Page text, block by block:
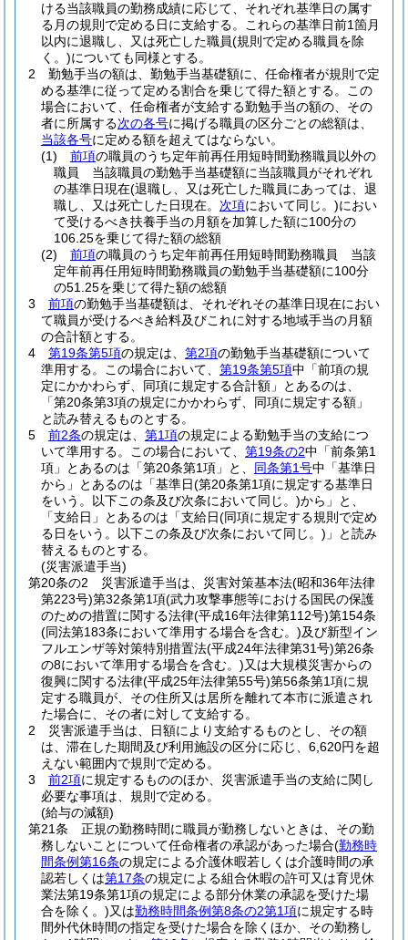
ける当該職員の勤務成績に応じて、それぞれ基準日の属す
る月の規則で定める日に支給する。
これらの基準日前1箇月
以内に退職し、又は死亡した職員(規則で定める職員を除
く。)についても同様とする。
2
勤勉手当の額は、勤勉手当基礎額に、任命権者が規則で定
める基準に従って定める割合を乗じて得た額とする。
この
場合において、任命権者が支給する勤勉手当の額の、その
者に所属する次の各号に掲げる職員の区分ごとの総額は、
当該各号に定める額を超えてはならない。
(1)
前項の職員のうち定年前再任用短時間勤務職員以外の
職員 当該職員の勤勉手当基礎額に当該職員がそれぞれ
の基準日現在(退職し、又は死亡した職員にあっては、退
職し、又は死亡した日現在。 次項において同じ。)におい
て受けるべき扶養手当の月額を加算した額に100分の
106.25を乗じて得た額の総額
(2)
前項の職員のうち定年前再任用短時間勤務職員 当該
定年前再任用短時間勤務職員の勤勉手当基礎額に100分
の51.25を乗じて得た額の総額
3
前項の勤勉手当基礎額は、それぞれその基準日現在におい
て職員が受けるべき給料及びこれに対する地域手当の月額
の合計額とする。
4
第19条第5項の規定は、 第2項の勤勉手当基礎額について
準用する。
この場合において、 第19条第5項中「前項の規
定にかかわらず、同項に規定する合計額」とあるのは、
「第20条第3項の規定にかかわらず、同項に規定する額」
と読み替えるものとする。
5
前2条の規定は、 第1項の規定による勤勉手当の支給につ
いて準用する。
この場合において、 第19条の2中「前条第1
項」とあるのは「第20条第1項」と、 同条第1号中「基準日
から」とあるのは「基準日(第20条第1項に規定する基準日
をいう。以下この条及び次条において同じ。)から」と、
「支給日」とあるのは「支給日(同項に規定する規則で定め
る日をいう。以下この条及び次条において同じ。) 」と読み
替えるものとする。
(災害派遣手当)
第20条の2
災害派遣手当は、災害対策基本法(昭和36年法律
第223号)第32条第1項(武力攻撃事態等における国民の保護
のための措置に関する法律(平成16年法律第112号)第154条
(同法第183条において準用する場合を含む。)及び新型イン
フルエンザ等対策特別措置法(平成24年法律第31号)第26条
の8において準用する場合を含む。)又は大規模災害からの
復興に関する法律(平成25年法律第55号)第56条第1項に規
定する職員が、その住所又は居所を離れて本市に派遣され
た場合に、その者に対して支給する。
2
災害派遣手当は、日額により支給するものとし、その額
は、滞在した期間及び利用施設の区分に応じ、6,620円を超
えない範囲内で規則で定める。
3
前2項に規定するもののほか、災害派遣手当の支給に関し
必要な事項は、規則で定める。
(給与の減額)
第21条
正規の勤務時間に職員が勤務しないときは、その勤
務しないことについて任命権者の承認があった場合(勤務時
間条例第16条の規定による介護休暇若しくは介護時間の承
認若しくは第17条の規定による組合休暇の許可又は育児休
業法第19条第1項の規定による部分休業の承認を受けた場
合を除く。)又は勤務時間条例第8条の2第1項に規定する時
間外代休時間の指定を受けた場合を除くほか、その勤務し